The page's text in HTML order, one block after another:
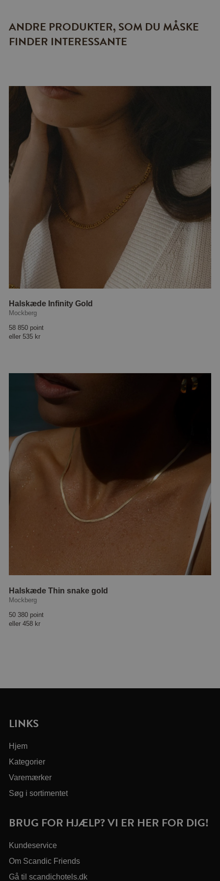
ANDRE PRODUKTER, SOM DU MÅSKE
FINDER INTERESSANTE
Halskæde Infinity Gold
Mockberg
58 850 point
eller 535 kr
Halskæde Thin snake gold
Mockberg
50 380 point
eller 458 kr
LINKS
Hjem
Kategorier
Varemærker
Søg i sortimentet
BRUG FOR HJÆLP? VI ER HER FOR DIG!
Kundeservice
Om Scandic Friends
Gå til scandichotels.dk